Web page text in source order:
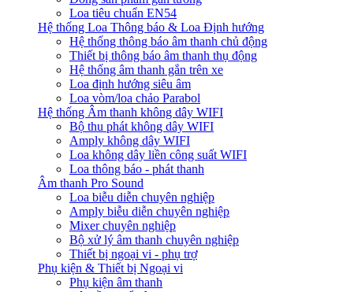
Loa tiêu chuẩn EN54
Hệ thống Loa Thông báo & Loa Định hướng
Hệ thống thông báo âm thanh chủ động
Thiết bị thông báo âm thanh thụ động
Hệ thống âm thanh gắn trên xe
Loa định hướng siêu âm
Loa vòm/loa chảo Parabol
Hệ thống Âm thanh không dây WIFI
Bộ thu phát không dây WIFI
Amply không dây WIFI
Loa không dây liền công suất WIFI
Loa thông báo - phát thanh
Âm thanh Pro Sound
Loa biễu diễn chuyên nghiệp
Amply biễu diễn chuyên nghiệp
Mixer chuyên nghiệp
Bộ xử lý âm thanh chuyên nghiệp
Thiết bị ngoại vi - phụ trợ
Phụ kiện & Thiết bị Ngoại vi
Phụ kiện âm thanh